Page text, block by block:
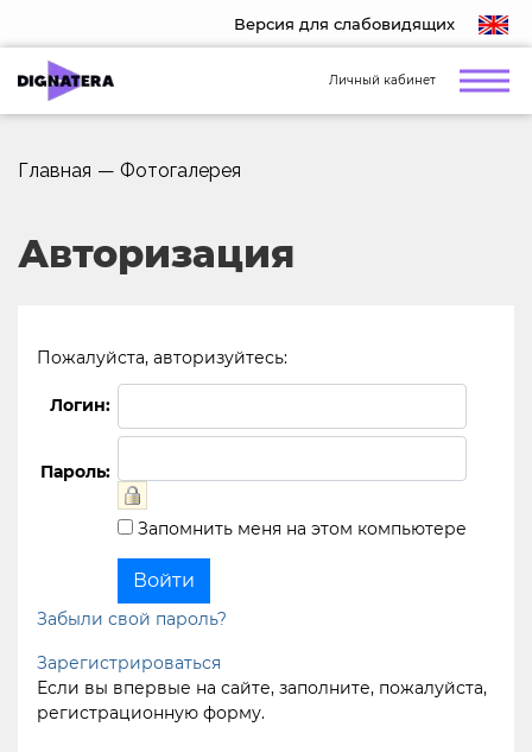
Версия для слабовидящих
Личный кабинет
Главная — Фотогалерея
Авторизация
Пожалуйста, авторизуйтесь:
Логин:
Пароль:
Запомнить меня на этом компьютере
Забыли свой пароль?
Зарегистрироваться
Если вы впервые на сайте, заполните, пожалуйста,
регистрационную форму.